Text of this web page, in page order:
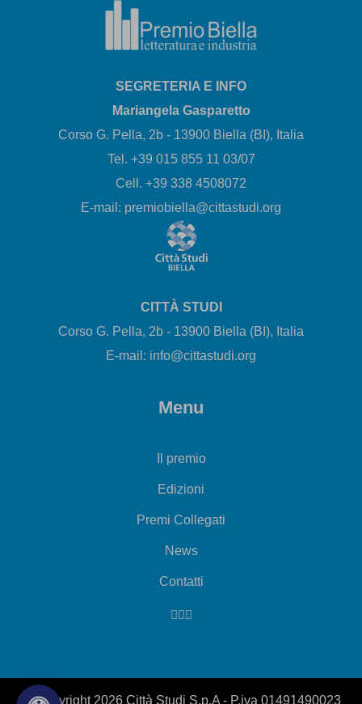
SEGRETERIA E INFO
Mariangela Gasparetto
Corso G. Pella, 2b - 13900 Biella (BI), Italia
Tel. +39 015 855 11 03/07
Cell. +39 338 4508072
E-mail: premiobiella@cittastudi.org
CITTÀ STUDI
Corso G. Pella, 2b - 13900 Biella (BI), Italia
E-mail: info@cittastudi.org
Menu
Il premio
Edizioni
Premi Collegati
News
Contatti
© Copyright 2026 Città Studi S.p.A - P.iva 01491490023